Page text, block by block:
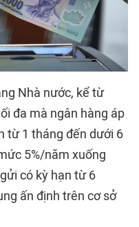
Nhà nước, kể từ
đa mà ngân hàng áp
từ 1 tháng đến dưới 6
5%/năm xuống
có kỳ hạn từ 6
ấn định trên cơ sở